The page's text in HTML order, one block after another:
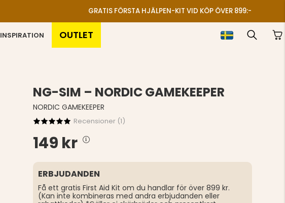
GRATIS FÖRSTA HJÄLPEN-KIT VID KÖP ÖVER 899:-
INSPIRATION OUTLET
NG-SIM – NORDIC GAMEKEEPER
NORDIC GAMEKEEPER
Recensioner (1)
149 kr
ERBJUDANDEN
Få ett gratis First Aid Kit om du handlar för över 899 kr.
(Kan inte kombineras med andra erbjudanden eller